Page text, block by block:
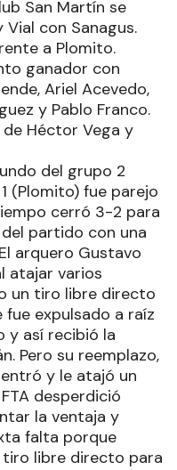
San Martín se
con Sanagus.
a Plomito.
ganador con
Ariel Acevedo,
y Pablo Franco.
Héctor Vega y
del grupo 2
(Plomito) fue parejo
cerró 3-2 para
partido con una
arquero Gustavo
atajar varios
un tiro libre directo
fue expulsado a raíz
y así recibió la
Pero su reemplazo,
y le atajó un
desperdició
la ventaja y
falta porque
libre directo para